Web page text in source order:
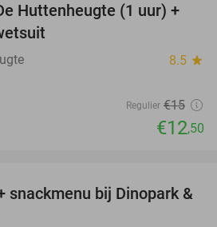
17%
Huttenheugte (1 uur) +
8.5 star
Regulier €15
€12,50
22%
snackmenu bij Dinopark &